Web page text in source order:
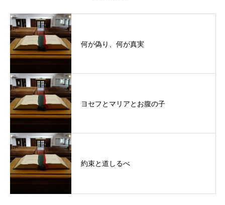
何が偽り、何が真実
ヨセフとマリアとお腹の子
約束と道しるべ